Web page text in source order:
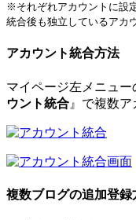
※それぞれアカウントに設
統合後も独立しているアカ
アカウント統合方法
マイページ左メニュー
ウント統合 』で複数
複数ブログの追加登録